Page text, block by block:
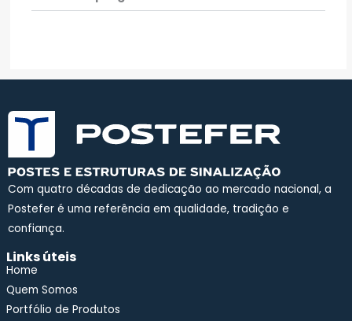
Com quatro décadas de dedicação ao mercado nacional, a
Postefer é uma referência em qualidade, tradição e
confiança.
Links úteis
Home
Quem Somos
Portfólio de Produtos